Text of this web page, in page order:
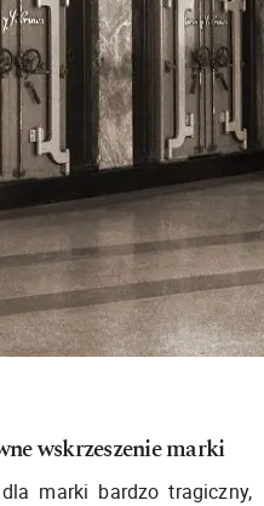
wskrzeszenie marki
marki bardzo tragiczny,